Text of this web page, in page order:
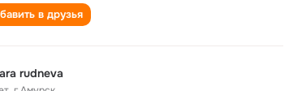
в друзья
rudneva